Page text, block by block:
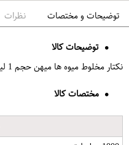
توضیحات و مختصات نظرات
توضیحات کالا
نکتار مخلوط میوه ها میهن حجم 1 لیتر
مختصات کالا